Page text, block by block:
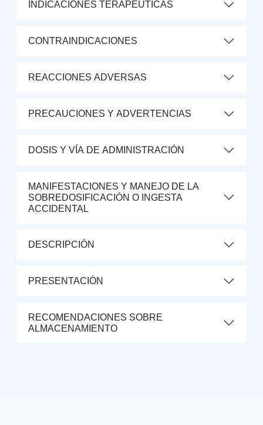
INDICACIONES TERAPÉUTICAS
CONTRAINDICACIONES
REACCIONES ADVERSAS
PRECAUCIONES Y ADVERTENCIAS
DOSIS Y VÍA DE ADMINISTRACIÓN
MANIFESTACIONES Y MANEJO DE LA
SOBREDOSIFICACIÓN O INGESTA
ACCIDENTAL
DESCRIPCIÓN
PRESENTACIÓN
RECOMENDACIONES SOBRE
ALMACENAMIENTO